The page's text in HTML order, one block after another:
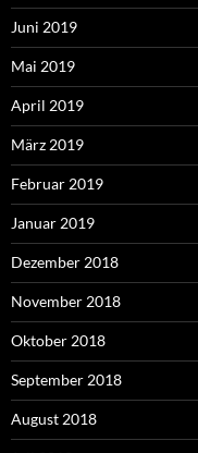
Juni 2019
Mai 2019
April 2019
März 2019
Februar 2019
Januar 2019
Dezember 2018
November 2018
Oktober 2018
September 2018
August 2018